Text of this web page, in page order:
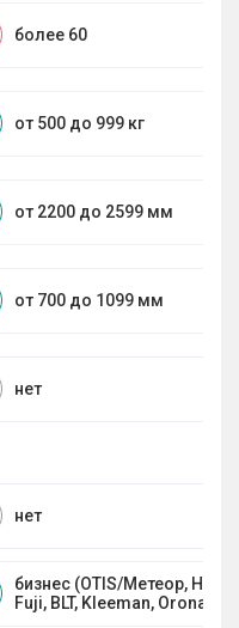
более 60
от 500 до 999 кг
от 2200 до 2599 мм
от 700 до 1099 мм
нет
нет
бизнес (OTIS/Метеор,
Fuji, BLT, Kleeman, Orona)